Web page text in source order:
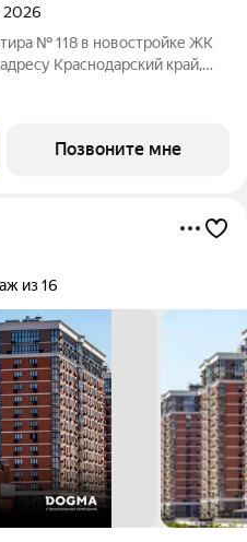
2026
№ 118 в новостройке ЖК
Краснодарский край,
3. Общая площадь
Позвоните мне
из 16